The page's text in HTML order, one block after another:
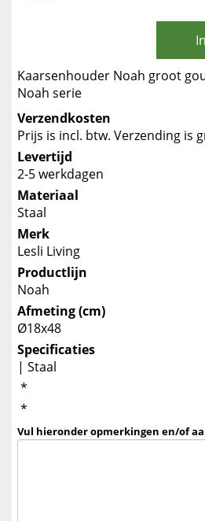
Kaarsenhouder Noah groot
Noah serie
Verzendkosten
Prijs is incl. btw. Verzending is
Levertijd
2-5 werkdagen
Materiaal
Staal
Merk
Lesli Living
Productlijn
Noah
Afmeting (cm)
Ø18x48
Specificaties
| Staal
*
*
Vul hieronder opmerkingen en/of